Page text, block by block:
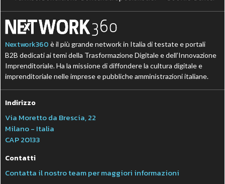
Nextwork360 è il più grande network in Italia di testate e portali
B2B dedicati ai temi della Trasformazione Digitale e dell’Innovazione
Imprenditoriale. Ha la missione di diffondere la cultura digitale e
imprenditoriale nelle imprese e pubbliche amministrazioni italiane.
Indirizzo
Via Moretto da Brescia, 22
Milano - Italia
CAP 20133
Contatti
Contatta il nostro team per maggiori informazioni